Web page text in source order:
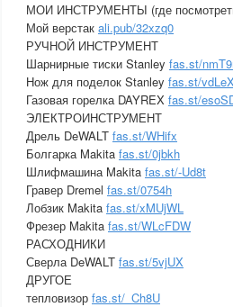
МОИ ИНСТРУМЕНТЫ (где
Мой верстак ali.pub/32xzq0
РУЧНОЙ ИНСТРУМЕНТ
Шарнирные тиски Stanley fas.st/
Нож для поделок Stanley fas.st/
Газовая горелка DAYREX fas.st/
ЭЛЕКТРОИНСТРУМЕНТ
Дрель DeWALT fas.st/WHifx
Болгарка Makita fas.st/0jbkh
Шлифмашина Makita fas.st/-Ud8t
Гравер Dremel fas.st/0754h
Лобзик Makita fas.st/xMUjWL
Фрезер Makita fas.st/WLcFDW
РАСХОДНИКИ
Сверла DeWALT fas.st/5vjUX
ДРУГОЕ
тепловизор fas.st/_Ch8U